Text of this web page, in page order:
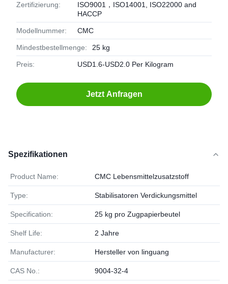
Zertifizierung:
ISO9001，ISO14001, ISO22000 and
HACCP
Modellnummer: CMC
Mindestbestellmenge: 25 kg
Preis: USD1.6-USD2.0 Per Kilogram
Jetzt Anfragen
Spezifikationen
Product Name: CMC Lebensmittelzusatzstoff
Type: Stabilisatoren Verdickungsmittel
Specification: 25 kg pro Zugpapierbeutel
Shelf Life: 2 Jahre
Manufacturer: Hersteller von linguang
CAS No.: 9004-32-4